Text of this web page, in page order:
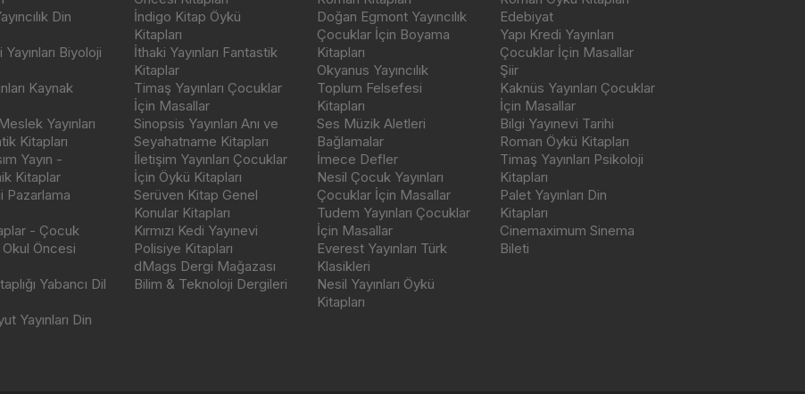
Din
Biyoloji
Kaynak
Yayınları
Kitapları
Yayın -
Kitaplar
Pazarlama
- Çocuk
Okul Öncesi
Yabancı Dil
Yayınları Din
İndigo Kitap Öykü
Kitapları
İthaki Yayınları Fantastik
Kitaplar
Timaş Yayınları Çocuklar
İçin Masallar
Sinopsis Yayınları Anı ve
Seyahatname Kitapları
İletişim Yayınları Çocuklar
İçin Öykü Kitapları
Serüven Kitap Genel
Konular Kitapları
Kırmızı Kedi Yayınevi
Polisiye Kitapları
dMags Dergi Mağazası
Bilim & Teknoloji Dergileri
Doğan Egmont Yayıncılık
Çocuklar İçin Boyama
Kitapları
Okyanus Yayıncılık
Toplum Felsefesi
Kitapları
Ses Müzik Aletleri
Bağlamalar
İmece Defler
Nesil Çocuk Yayınları
Çocuklar İçin Masallar
Tudem Yayınları Çocuklar
İçin Masallar
Everest Yayınları Türk
Klasikleri
Nesil Yayınları Öykü
Kitapları
Edebiyat
Yapı Kredi Yayınları
Çocuklar İçin Masallar
Şiir
Kaknüs Yayınları Çocuklar
İçin Masallar
Bilgi Yayınevi Tarihi
Roman Öykü Kitapları
Timaş Yayınları Psikoloji
Kitapları
Palet Yayınları Din
Kitapları
Cinemaximum Sinema
Bileti